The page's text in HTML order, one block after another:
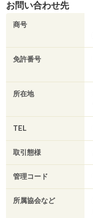
お問い合わせ先
商号
免許番号
所在地
TEL
取引態様
管理コード
所属協会など